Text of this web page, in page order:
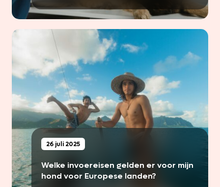
26 juli 2025
Welke invoereisen gelden er voor mijn
hond voor Europese landen?